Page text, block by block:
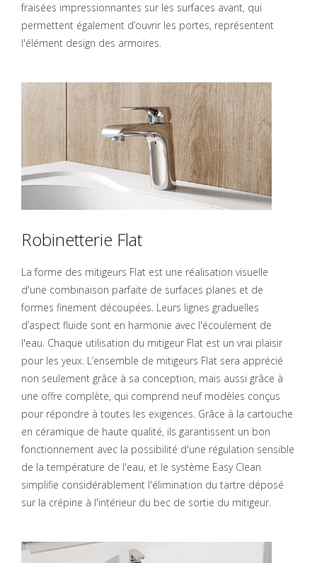
fraisées impressionnantes sur les surfaces avant, qui
permettent également d’ouvrir les portes, représentent
l'élément design des armoires.
Robinetterie Flat
La forme des mitigeurs Flat est une réalisation visuelle
d'une combinaison parfaite de surfaces planes et de
formes finement découpées. Leurs lignes graduelles
d’aspect fluide sont en harmonie avec l'écoulement de
l'eau. Chaque utilisation du mitigeur Flat est un vrai plaisir
pour les yeux. L’ensemble de mitigeurs Flat sera apprécié
non seulement grâce à sa conception, mais aussi grâce à
une offre complète, qui comprend neuf modèles conçus
pour répondre à toutes les exigences. Grâce à la cartouche
en céramique de haute qualité, ils garantissent un bon
fonctionnement avec la possibilité d'une régulation sensible
de la température de l'eau, et le système Easy Clean
simplifie considérablement l'élimination du tartre déposé
sur la crépine à l'intérieur du bec de sortie du mitigeur.